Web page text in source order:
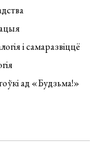
і самаразвіццё
ад «Будзьма!»